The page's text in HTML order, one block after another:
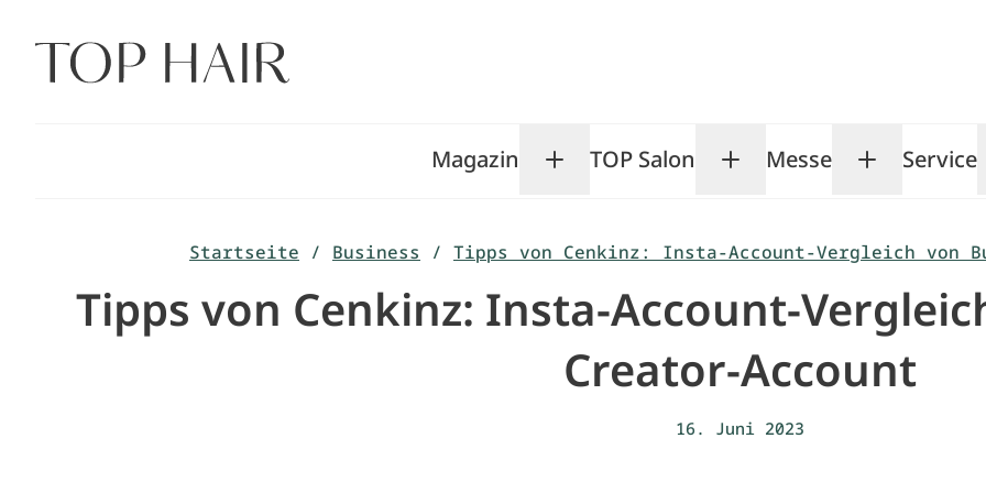
Inhalt
springen
Magazin Toggle Magazin submenu
TOP Salon Toggle TOP Salon
Messe ToggleService
Startseite / Business / Tipps von Cenkinz: Insta-Account-Vergleich von
Tipps von Cenkinz: Insta-Account-
Creator-Account
16. Juni 2023